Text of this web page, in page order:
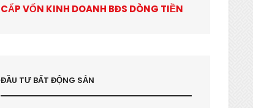
CẤP VỐN KINH DOANH BĐS DÒNG TIỀN
ĐẦU TƯ BẤT ĐỘNG SẢN